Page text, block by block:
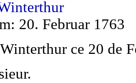
20. Februar 1763
ce 20 de